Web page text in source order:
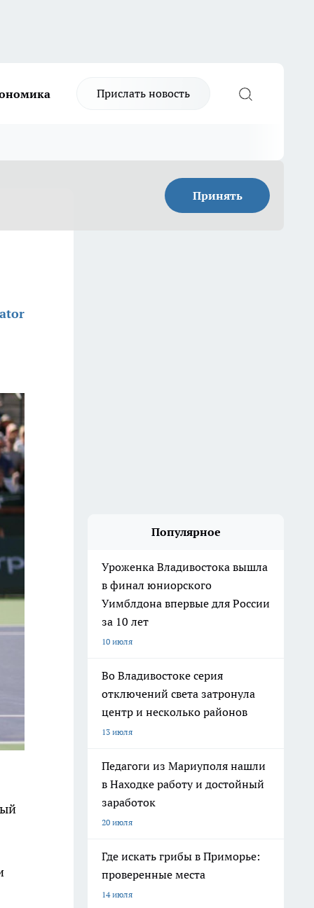
Прислать новость
Принять
Популярное
Уроженка Владивостока вышла
в финал юниорского
Уимблдона впервые для России
за 10 лет
10 июля
Во Владивостоке серия
отключений света затронула
центр и несколько районов
13 июля
Педагоги из Мариуполя нашли
в Находке работу и достойный
заработок
20 июля
Где искать грибы в Приморье:
проверенные места
14 июля